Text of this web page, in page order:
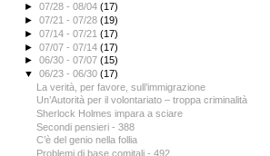
►07/28 - 08/04(17)
►07/21 - 07/28(19)
►07/14 - 07/21(17)
►07/07 - 07/14(17)
►06/30 - 07/07(15)
▼06/23 - 06/30(17)
La verità, per favore, sull’immigrazione
Un’Autorità per il volontariato – troppa criminalità
Sherlock Holmes impara a sciare
Secondi pensieri - 388
C’è del genio nella follia
Problemi di base comitali - 492